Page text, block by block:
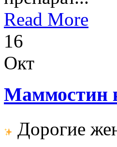
Read More
16
Окт
Маммостин
Дорогие